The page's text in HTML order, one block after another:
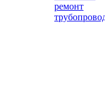
ремонт